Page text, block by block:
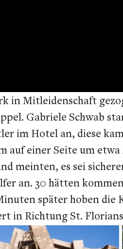
in Mitleidenschaft
Gabriele Schwab
im Hotel an, diese
einer Seite um
meinten, es sei
an. 30 hätten
später hoben
in Richtung St.